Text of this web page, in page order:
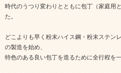
時代のうつり変わりとともに包丁（家庭用
た。
どこよりも早く粉末ハイス鋼・粉末ステン
の製造を始め、
特色のある良い包丁を造るために全行程を